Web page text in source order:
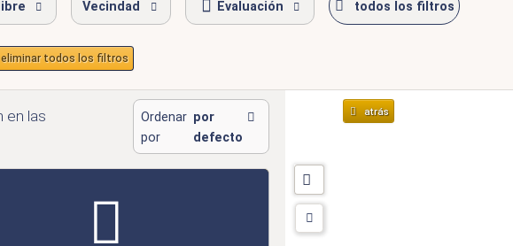
Vecindad Evaluación todos los filtros
eliminar todos los filtros
en las
Ordenar
por
por
defecto
atrás